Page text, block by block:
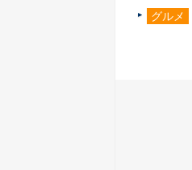
グルメ